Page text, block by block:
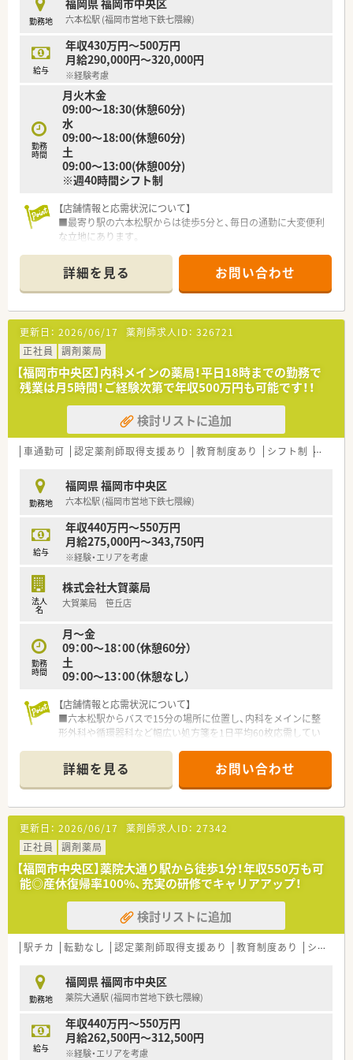
■「従業員満足がお客様満足につながる」という理念のもと、働
きやすい環境づくりを推進します。
【想定される業務内容】
■内科・耳鼻科・脳神経外科の処方箋に基づいた調剤、鑑査、丁寧
な服薬指導が中心業務です。
■法人全体で在宅医療に取り組んでおり、この店舗でも地域包括
ケアの一端を担っていただきます。
■かかりつけ薬剤師として、服薬フォローアップやトレーシング
レポートの作成もお願いいたします。
勤務地 六本松駅 (福岡市営地下鉄七隈線)
給与
年収430万円～500万円
月給290,000円～320,000円
※経験考慮
勤務
時間
月火木金
09:00～18:30(休憩60分)
水
09:00～18:00(休憩60分)
土
09:00～13:00(休憩00分)
※週40時間シフト制
【店舗情報と応需状況について】
■最寄り駅の六本松駅からは徒歩5分と、毎日の通勤に大変便利
な立地にあります。
方箋枚数は約250枚です。
■常勤薬剤師が7～8名在籍しており、互いに協力しながら業務
に取り組める環境です。
【募集背景と求める人物像について】
■今後の更なるサービス向上のため、体制強化を目的とした増員
募集を行っております。
■将来のキャリアアップを見据え、積極的に業務へ取り組む意欲
のある方を歓迎します。
■チームワークを大切にし、周囲と協力しながら業務を進められ
る方を求めています。
【法人特徴について】
■福岡県内を中心に30店舗以上の調剤薬局を運営し、地域医療
■クリニックの開業支援から関わっており、毎年新規出店を続け
る成長企業です。
■将来の独立を目指す薬剤師への支援実績も豊富で、多様なキャ
リアパスを描けます。
【こんな方が活躍中】
■将来を見据えてスキルを磨きたいという、向上心のある若手薬
■チームメンバーと積極的にコミュニケーションを取り、協力し
て業務を進める方が多いです。
ッフが在籍しています。
詳細を見る お問い合わせ
更新日： 2026/06/17 薬剤師求人ID： 326721
正社員
調剤薬局
【福岡市中央区】内科メインの薬局！平日18時までの勤務で
残業は月5時間！ご経験次第で年収500万円も可能です！！
検討リストに追加
車通勤可 認定薬剤師取得支援あり 教育制度あり シフト制 かかり
勤務地
福岡県 福岡市中央区
六本松駅 (福岡市営地下鉄七隈線)
給与
年収440万円～550万円
月給275,000円～343,750円
※経験・エリアを考慮
法人
名
株式会社大賀薬局
大賀薬局 笹丘店
勤務
時間
月～金
09：00～18：00（休憩60分）
土
09：00～13：00（休憩なし）
【店舗情報と応需状況について】
■六本松駅からバスで15分の場所に位置し、内科をメインに整
形外科や循環器科など幅広い処方箋を1日平均60枚応需してい
■人員体制は薬剤師が常勤3名にパート2名、事務員が4名と手厚
く、一人あたりの対応枚数は約20枚とゆとりを持って働けます。
■在宅業務は施設1件と個人宅10数件を3km圏内で担当してお
り、地域支援体制加算2を取得するなど地域医療に貢献していま
す。
【募集背景と求める人物像について】
■定期採用に伴う急募案件となっており、かかりつけ薬剤師業務
やフォローアップ、トレーシングレポートに前向きな方を求めて
います。
■経験が浅い方でも、患者様への適切な管理指導や加算算定に対
する意識を高く持ち、向上心を持って取り組める方は大歓迎いた
します。
■20代から50代まで幅広い年齢層が受け入れ対象ですが、特に
れます。
【法人特徴について】
■福岡県を中心に116店舗を展開する九州最大手の薬局チェー
ンであり、病院門前から医療モールまで多種多様な形態を運営し
ています。
詳細を見る お問い合わせ
更新日： 2026/06/17 薬剤師求人ID： 27342
正社員
調剤薬局
【福岡市中央区】薬院大通り駅から徒歩1分！年収550万も可
能◎産休復帰率100%、充実の研修でキャリアアップ！
検討リストに追加
駅チカ 転勤なし 認定薬剤師取得支援あり 教育制度あり シフト制
勤務地
福岡県 福岡市中央区
薬院大通駅 (福岡市営地下鉄七隈線)
給与
年収440万円～550万円
月給262,500円～312,500円
※経験・エリアを考慮